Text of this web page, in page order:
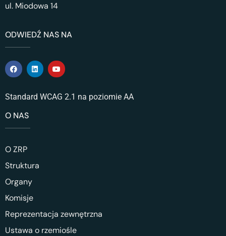
ul. Miodowa 14
ODWIEDŹ NAS NA
Standard WCAG 2.1 na poziomie AA
O NAS
O ZRP
Struktura
Organy
Komisje
Reprezentacja zewnętrzna
Ustawa o rzemiośle